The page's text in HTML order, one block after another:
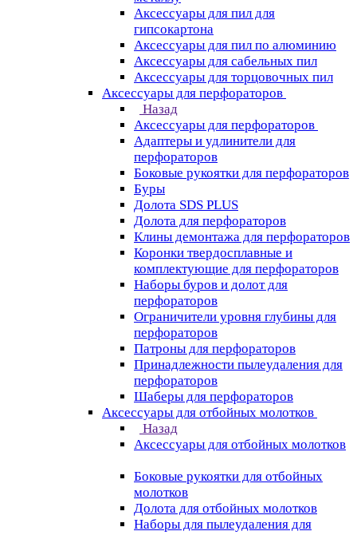
Аксессуары для пил для
гипсокартона
Аксессуары для пил по алюминию
Аксессуары для сабельных пил
Аксессуары для торцовочных пил
Аксессуары для перфораторов
Назад
Аксессуары для перфораторов
Адаптеры и удлинители для
перфораторов
Боковые рукоятки для перфораторов
Буры
Долота SDS PLUS
Долота для перфораторов
Клины демонтажа для перфораторов
Коронки твердосплавные и
комплектующие для перфораторов
Наборы буров и долот для
перфораторов
Ограничители уровня глубины для
перфораторов
Патроны для перфораторов
Принадлежности пылеудаления для
перфораторов
Шаберы для перфораторов
Аксессуары для отбойных молотков
Назад
Аксессуары для отбойных молотков
Боковые рукоятки для отбойных
молотков
Долота для отбойных молотков
Наборы для пылеудаления для